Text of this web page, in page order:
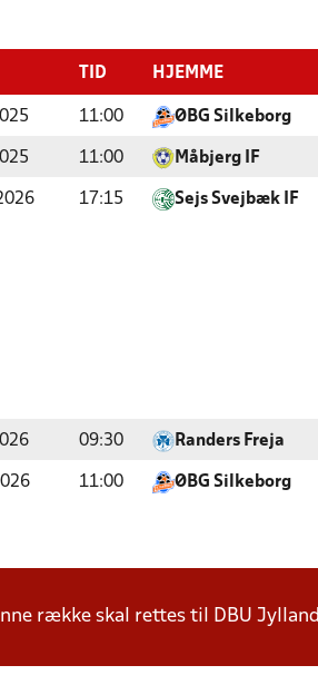
TID HJEMME
11:00 ØBG Silkeborg
11:00 Måbjerg IF
17:15 Sejs Svejbæk IF
09:30 Randers Freja
11:00 ØBG Silkeborg
række skal rettes til DBU